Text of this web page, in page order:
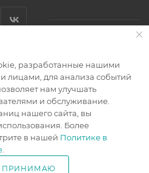
Санкт-Петербурге © 2000-2026
г.
разработанные нашими
лицами, для анализа событий
нам улучшать
и обслуживание.
нашего сайта, вы
Более
в нашей Политике в
ПРИНИМАЮ